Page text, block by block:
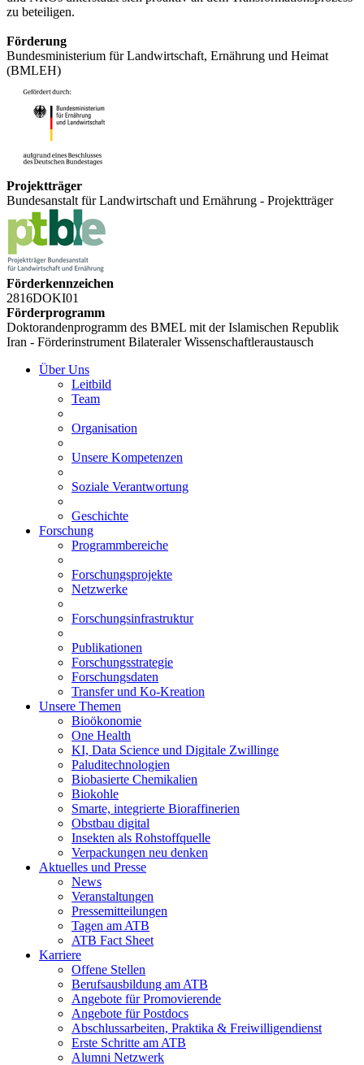
zu beteiligen.
Förderung
Bundesministerium für Landwirtschaft, Ernährung und Heimat
(BMLEH)
Projektträger
Bundesanstalt für Landwirtschaft und Ernährung - Projektträger
Förderkennzeichen
2816DOKI01
Förderprogramm
Doktorandenprogramm des BMEL mit der Islamischen Republik
Iran - Förderinstrument Bilateraler Wissenschaftleraustausch
Über Uns
Leitbild
Team
Organisation
Unsere Kompetenzen
Soziale Verantwortung
Geschichte
Forschung
Programmbereiche
Forschungsprojekte
Netzwerke
Forschungsinfrastruktur
Publikationen
Forschungsstrategie
Forschungsdaten
Transfer und Ko-Kreation
Unsere Themen
Bioökonomie
One Health
KI, Data Science und Digitale Zwillinge
Paluditechnologien
Biobasierte Chemikalien
Biokohle
Smarte, integrierte Bioraffinerien
Obstbau digital
Insekten als Rohstoffquelle
Verpackungen neu denken
Aktuelles und Presse
News
Veranstaltungen
Pressemitteilungen
Tagen am ATB
ATB Fact Sheet
Karriere
Offene Stellen
Berufsausbildung am ATB
Angebote für Promovierende
Angebote für Postdocs
Abschlussarbeiten, Praktika & Freiwilligendienst
Erste Schritte am ATB
Alumni Netzwerk